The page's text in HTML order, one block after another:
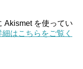
Akismet を使ってい
はこちらをご覧く